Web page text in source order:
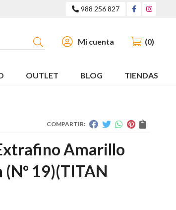
988 256 827
Buscar Mi cuenta 0
OUTLET BLOG TIENDAS
COMPARTIR:
Amarillo
19)(TITAN